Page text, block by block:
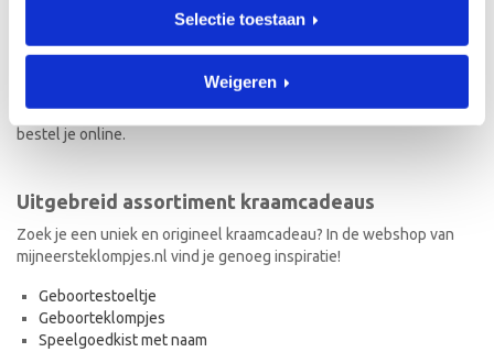
Selectie toestaan
Weigeren
Naast geboorteklompjes vind je op mijneersteklompjes.nl de meest
originele kraamcadeaus met naam. Van geboortestoeltjes en
met naam wordt met de hand geschilderd en is dus uniek! Ook de
kraamcadeaus met naam en in de stijl van het geboortekaartje
bestel je online.
Uitgebreid assortiment kraamcadeaus
Zoek je een uniek en origineel kraamcadeau? In de webshop van
mijneersteklompjes.nl vind je genoeg inspiratie!
Geboortestoeltje
Geboorteklompjes
Speelgoedkist met naam